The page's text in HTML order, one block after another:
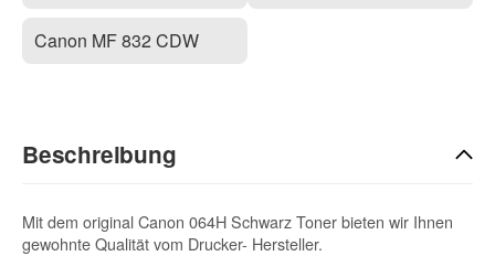
Canon MF 832 CDW
Beschreibung
Mit dem original Canon 064H Schwarz Toner bieten wir Ihnen
gewohnte Qualität vom Drucker- Hersteller.